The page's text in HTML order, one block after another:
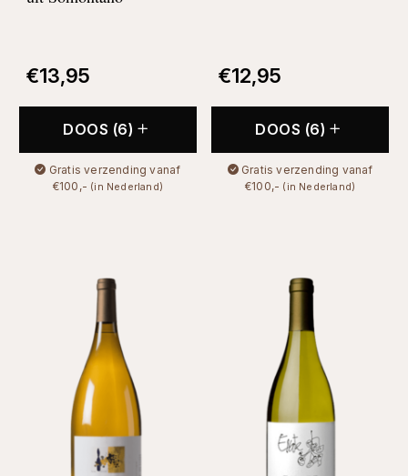
€13,95
DOOS (6)
Gratis verzending vanaf
€100,- (in Nederland)
€12,95
DOOS (6)
Gratis verzending vanaf
€100,- (in Nederland)